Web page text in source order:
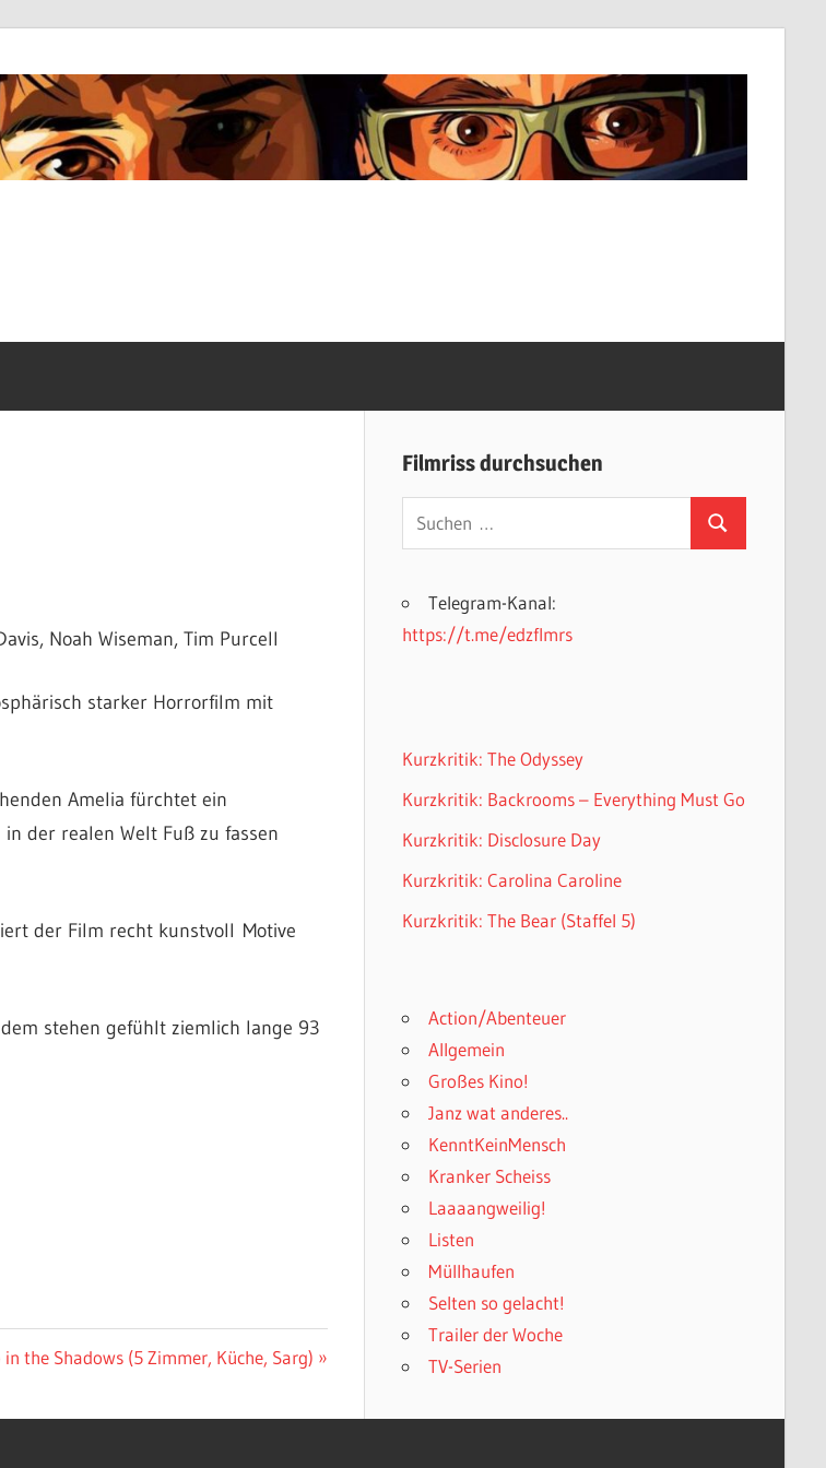
Noah Wiseman, Tim Purcell
starker Horrorfilm mit
Amelia fürchtet ein
der realen Welt Fuß zu fassen
der Film recht kunstvoll Motive
stehen gefühlt ziemlich lange 93
the Shadows (5 Zimmer, Küche, Sarg)
Filmriss durchsuchen
Suchen
nach:
Suchen
Telegram-Kanal:
https://t.me/edzflmrs
Kurzkritik: The Odyssey
Kurzkritik: Backrooms – Everything Must Go
Kurzkritik: Disclosure Day
Kurzkritik: Carolina Caroline
Kurzkritik: The Bear (Staffel 5)
Action/Abenteuer
Allgemein
Großes Kino!
Janz wat anderes..
KenntKeinMensch
Kranker Scheiss
Laaaangweilig!
Listen
Müllhaufen
Selten so gelacht!
Trailer der Woche
TV-Serien